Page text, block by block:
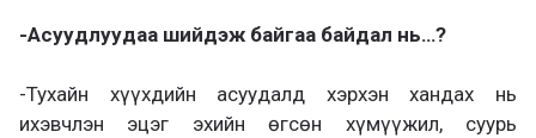
-Асуудлуудаа шийдэж байгаа байдал нь…?
-Тухайн хүүхдийн асуудалд хэрхэн хандах нь
ихэвчлэн эцэг эхийн өгсөн хүмүүжил, суурь